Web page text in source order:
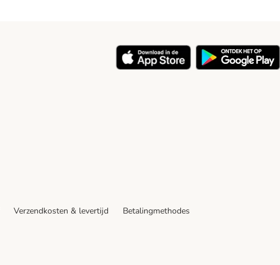
Verzendkosten & levertijd
Betalingmethodes